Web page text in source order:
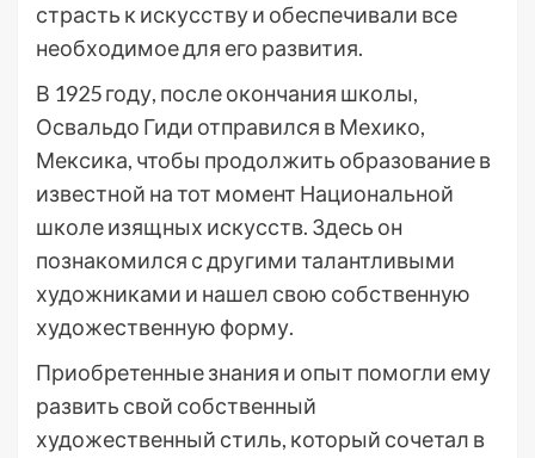
страсть к искусству и обеспечивали все
необходимое для его развития.
В 1925 году, после окончания школы,
Освальдо Гиди отправился в Мехико,
Мексика, чтобы продолжить образование в
известной на тот момент Национальной
школе изящных искусств. Здесь он
познакомился с другими талантливыми
художниками и нашел свою собственную
художественную форму.
Приобретенные знания и опыт помогли ему
развить свой собственный
художественный стиль, который сочетал в